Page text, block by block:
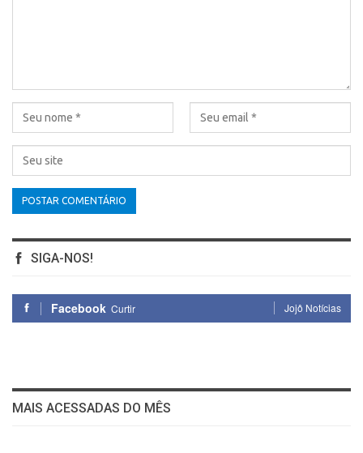
SIGA-NOS!
Facebook Curtir Jojô Notícias
MAIS ACESSADAS DO MÊS